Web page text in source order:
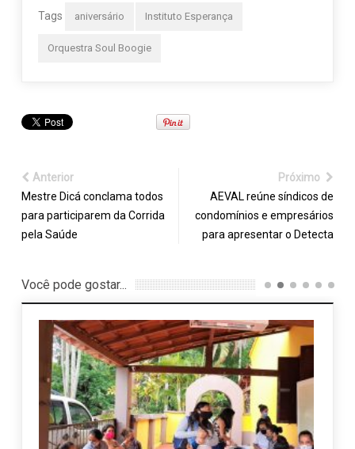
Tags aniversário Instituto Esperança
Orquestra Soul Boogie
Anterior
Mestre Dicá conclama todos
para participarem da Corrida
pela Saúde
Próximo
AEVAL reúne síndicos de
condomínios e empresários
para apresentar o Detecta
Você pode gostar...